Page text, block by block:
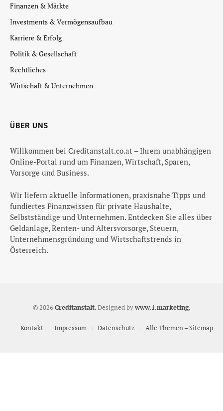
Finanzen & Märkte
Investments & Vermögensaufbau
Karriere & Erfolg
Politik & Gesellschaft
Rechtliches
Wirtschaft & Unternehmen
ÜBER UNS
Willkommen bei Creditanstalt.co.at – Ihrem unabhängigen
Online-Portal rund um Finanzen, Wirtschaft, Sparen,
Vorsorge und Business.
Wir liefern aktuelle Informationen, praxisnahe Tipps und
fundiertes Finanzwissen für private Haushalte,
Selbstständige und Unternehmen. Entdecken Sie alles über
Geldanlage, Renten- und Altersvorsorge, Steuern,
Unternehmensgründung und Wirtschaftstrends in
Österreich.
© 2026Creditanstalt.Designed bywww.1.marketing.
Kontakt Impressum Datenschutz Alle Themen – Sitemap